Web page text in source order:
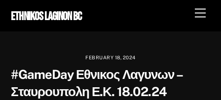
Ethnikos Laginon BC
FEBRUARY 18, 2024
#GameDay Εθνικος Λαγυνων –
Σταυρουπολη Ε.Κ. 18.02.24